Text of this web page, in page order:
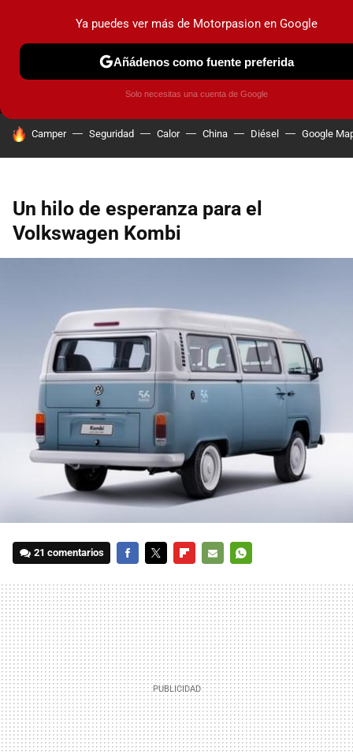
MENÚ NUEVO
COCHES ELÉCTRICOS OBSERVATORIO
HOY SE HABLA DE
Camper Seguridad Calor China Diésel Google
Un hilo de esperanza para el
Volkswagen Kombi
21 comentarios
MAIL
Ya puedes ver más de Motorpasion en Google
Añádenos como fuente preferida
Solo necesitas una cuenta de Google